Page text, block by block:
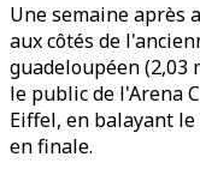
Une semaine après
aux côtés de
guadeloupéen (2,03
le public de l'Arena
Eiffel, en balayant
en finale.